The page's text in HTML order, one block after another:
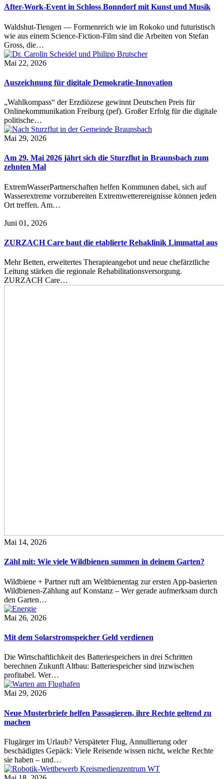
After-Work-Event in Schloss Bonndorf mit Kunst und Musik
Waldshut-Tiengen — Formenreich wie im Rokoko und futuristisch
wie aus einem Science-Fiction-Film sind die Arbeiten von Stefan
Gross, die…
Mai 22, 2026
Auszeichnung für digitale Demokratie-Innovation
„Wahlkompass“ der Erzdiözese gewinnt Deutschen Preis für
Onlinekommunikation Freiburg (pef). Großer Erfolg für die digitale
politische…
Mai 29, 2026
Am 29. Mai 2026 jährt sich die Sturzflut in Braunsbach zum
zehnten Mal
ExtremWasserPartnerschaften helfen Kommunen dabei, sich auf
Wasserextreme vorzubereiten Extremwetterereignisse können jeden
Ort treffen. Am…
Juni 01, 2026
ZURZACH Care baut die etablierte Rehaklinik Limmattal aus
Mehr Betten, erweitertes Therapieangebot und neue chefärztliche
Leitung stärken die regionale Rehabilitationsversorgung.
ZURZACH Care…
Mai 14, 2026
Zähl mit: Wie viele Wildbienen summen in deinem Garten?
Wildbiene + Partner ruft am Weltbienentag zur ersten App-basierten
Wildbienen-Zählung auf Konstanz – Wer gerade aufmerksam durch
den Garten…
Mai 26, 2026
Mit dem Solarstromspeicher Geld verdienen
Die Wirtschaftlichkeit des Batteriespeichers in drei Schritten
berechnen Zukunft Altbau: Batteriespeicher sind inzwischen
profitabel. Wer…
Mai 29, 2026
Neue Musterbriefe helfen Passagieren, ihre Rechte geltend zu
machen
Flugärger im Urlaub? Verspäteter Flug, Annullierung oder
beschädigtes Gepäck: Viele Reisende wissen nicht, welche Rechte
sie haben – und…